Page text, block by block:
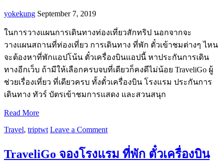
yokekung September 7, 2019
ในการวางแผนการเดินทางท่องเที่ยวสักทริป นอกจากจะ
วางแผนสถานที่ท่องเที่ยว การเดินทาง ที่พัก ตั๋วเข้าชมต่างๆ ไหน
จะต้องหาที่พักแอปโน้น ตั๋วเครื่องบินแอปนี้ หาประกันการเดิน
ทางอีกเว็บ ถ้ามีให้เลือกครบจบที่เดียวก็คงดีไม่น้อย TraveliGo ผู้
ช่วยเรื่องเที่ยว ที่เดียวครบ ทั้งตั๋วเครื่องบิน โรงแรม ประกันการ
เดินทาง ทัวร์ บัตรเข้าชมการแสดง และสวนสนุก
Read More
Travel, triptwt Leave a Comment
TraveliGo จองโรงแรม ที่พัก ตั๋วเครื่องบิน